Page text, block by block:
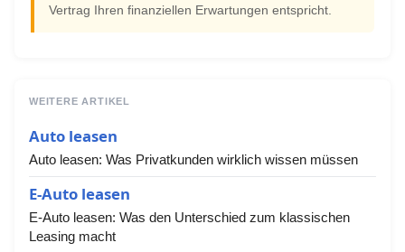
Vertrag Ihren finanziellen Erwartungen entspricht.
WEITERE ARTIKEL
Auto leasen
Auto leasen: Was Privatkunden wirklich wissen müssen
E-Auto leasen
E-Auto leasen: Was den Unterschied zum klassischen
Leasing macht